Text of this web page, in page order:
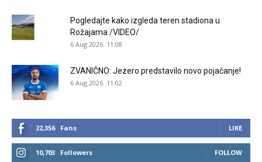
Pogledajte kako izgleda teren stadiona u
Rožajama /VIDEO/
6 Aug 2026. 11:08
ZVANIČNO: Jezero predstavilo novo pojačanje!
6 Aug 2026. 11:02
22,356 Fans LIKE
10,703 Followers FOLLOW